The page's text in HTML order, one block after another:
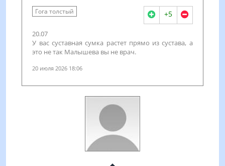
Гога толстый +5
20.07
У вас суставная сумка растет прямо из сустава, а
это не так Малышева вы не врач.
20 июля 2026 18:06